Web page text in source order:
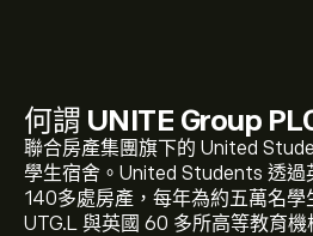
何謂 UNITE Group
聯合房產集團旗下的 United
學生宿舍。United Students 透過
140多處房產，每年為約五萬名學
UTG.L 與英國 60 多所高等教育
UTG.L 現價為534.00‎p‎。